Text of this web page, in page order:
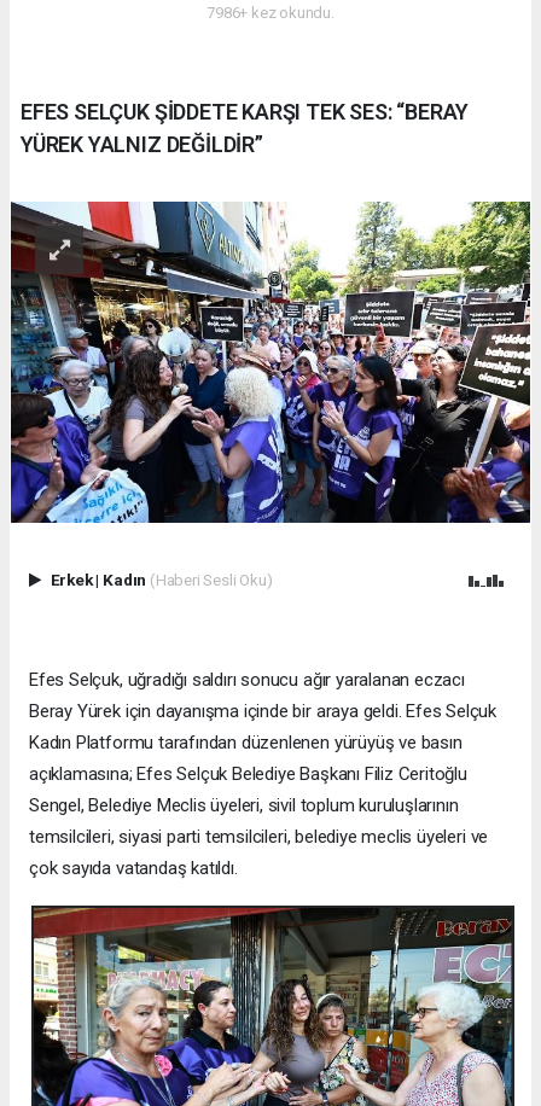
7986+ kez okundu.
EFES SELÇUK ŞİDDETE KARŞI TEK SES: “BERAY
YÜREK YALNIZ DEĞİLDİR”
Erkek| Kadın (Haberi Sesli Oku)
Efes Selçuk, uğradığı saldırı sonucu ağır yaralanan eczacı
Beray Yürek için dayanışma içinde bir araya geldi. Efes Selçuk
Kadın Platformu tarafından düzenlenen yürüyüş ve basın
açıklamasına; Efes Selçuk Belediye Başkanı Filiz Ceritoğlu
Sengel, Belediye Meclis üyeleri, sivil toplum kuruluşlarının
temsilcileri, siyasi parti temsilcileri, belediye meclis üyeleri ve
çok sayıda vatandaş katıldı.